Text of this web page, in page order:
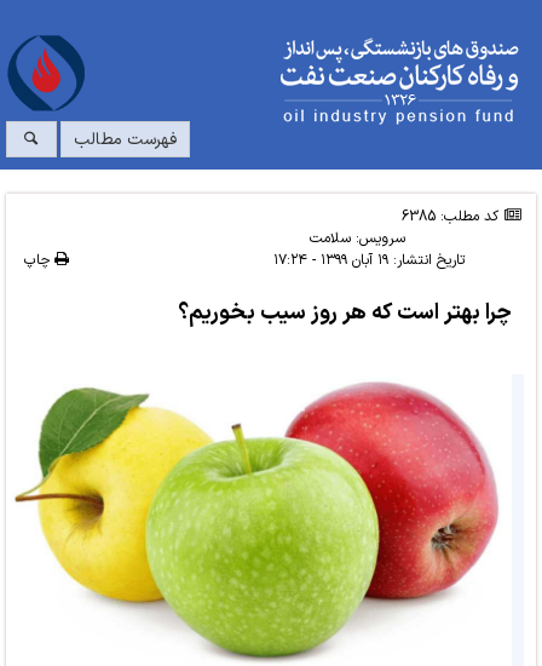
فهرست مطالب
کد مطلب: 6385
سرویس:سلامت
تاریخ انتشار: ۱۹ آبان ۱۳۹۹ - ۱۷:۲۴ چاپ
چرا بهتر است که هر روز سیب بخوریم؟